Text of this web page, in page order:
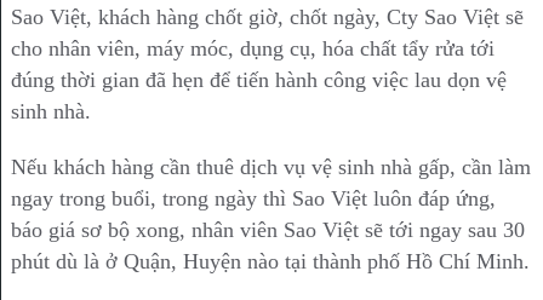
Sao Việt, khách hàng chốt giờ, chốt ngày, Cty Sao Việt sẽ
cho nhân viên, máy móc, dụng cụ, hóa chất tẩy rửa tới
đúng thời gian đã hẹn để tiến hành công việc lau dọn vệ
sinh nhà.
Nếu khách hàng cần thuê dịch vụ vệ sinh nhà gấp, cần làm
ngay trong buổi, trong ngày thì Sao Việt luôn đáp ứng,
báo giá sơ bộ xong, nhân viên Sao Việt sẽ tới ngay sau 30
phút dù là ở Quận, Huyện nào tại thành phố Hồ Chí Minh.